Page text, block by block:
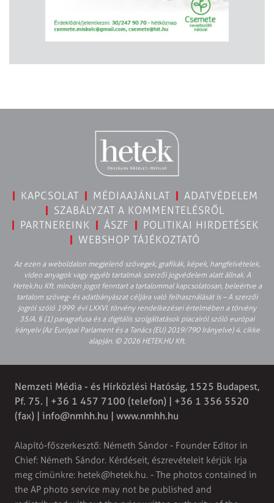
KAPCSOLAT MÉDIAAJÁNLAT
ADATVÉDELEM
SZABÁLYZAT A KOMMENTELÉSRŐL
PARTNEREINK
ÁSZF
POLITIKAI HIRDETÉSEK
WEBSHOP TÁJÉKOZTATÓ
Az ezen a weboldalon megjelenő szövegek, grafikák, képek, hangfelvételek,
video anyagok vagy egyéb tartalmak szerzői jogvédelem alatt állnak. A
Hetek.hu Kft. minden jogot fenntart a tartalommal kapcsolatosan, beleértve a
tartalom szöveg- és adatbányászat céljára való felhasználását is – A szerzői
jogról szóló 1999. évi LXXVI. törvény rendelkezései értelmében a törvény
35/A. § (1) paragrafusa és a digitális szolgáltatások piacairól szóló európai
irányelv (Az Európai Parlament és a Tanács (EU) 2019/790 Irányelve) 4. cikke
alapján. © 2026 HETEK.HU Kft.
Nemzeti Média - és Hírközlési Hatóság, 1525 Budapest,
Pf. 75. | +36 1 457 7100 (telefon) | +36 1 356 5520
(fax) | info@nmhh.hu | www.nmhh.hu
Alapító-főszerkesztő: Németh Sándor - Founder Editor in
Chief: Németh Sándor. Kérdéseit, észrevételeit kérjük írja
meg címünkre: hetek@hetek.hu. - The photos contained in
the AP photo service may not be published and